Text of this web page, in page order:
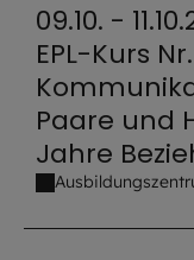
09.10. -
EPL-Kurs Nr.
Paare und
Jahre